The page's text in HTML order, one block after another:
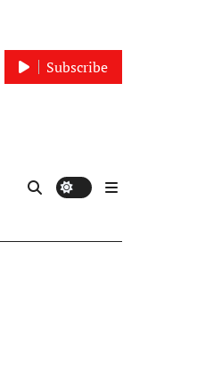
Subscribe